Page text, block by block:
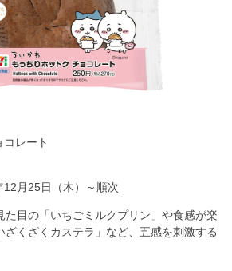
レート
月25日（木）～順次
た目の「いちごミルクプリン」や食感が楽
ざくざくカステラ」など、五感を刺激する